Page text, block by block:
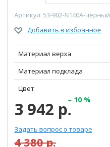
Артикул: 53-902-N140A-черный
Добавить в избранное
Материал верха
Материал подклада
Цвет
3 942 р.– 10 %
Задать вопрос о товаре
4 380 р.